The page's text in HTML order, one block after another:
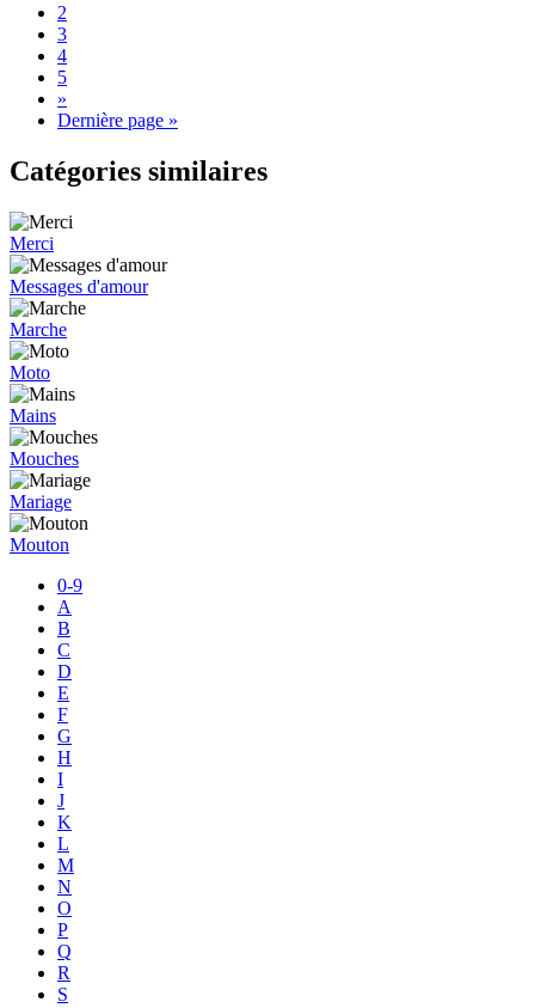
2
3
4
5
»
Dernière page »
Catégories similaires
Merci
Messages d'amour
Marche
Moto
Mains
Mouches
Mariage
Mouton
0-9
A
B
C
D
E
F
G
H
I
J
K
L
M
N
O
P
Q
R
S